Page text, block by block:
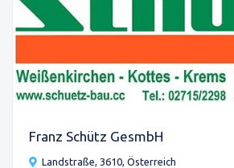
Franz Schütz GesmbH
Landstraße, 3610, Österreich